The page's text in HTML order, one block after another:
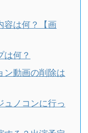
容は何？【画
は何？
ン動画の削除は
ュノコンに行っ